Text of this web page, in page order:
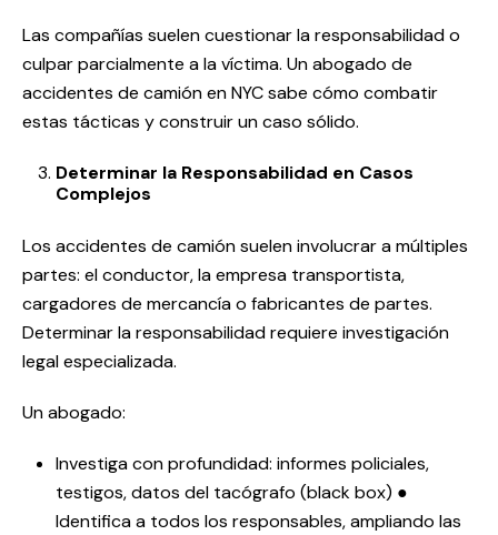
Las compañías suelen cuestionar la responsabilidad o
culpar parcialmente a la víctima. Un abogado de
accidentes de camión en NYC sabe cómo combatir
estas tácticas y construir un caso sólido.
Determinar la Responsabilidad en Casos
Complejos
Los accidentes de camión suelen involucrar a múltiples
partes: el conductor, la empresa transportista,
cargadores de mercancía o fabricantes de partes.
Determinar la responsabilidad requiere investigación
legal especializada.
Un abogado:
Investiga con profundidad: informes policiales,
testigos, datos del tacógrafo (black box) ●
Identifica a todos los responsables, ampliando las